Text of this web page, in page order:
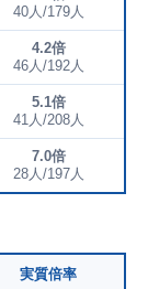
40人/179人
4.2倍
46人/192人
5.1倍
41人/208人
7.0倍
28人/197人
実質倍率